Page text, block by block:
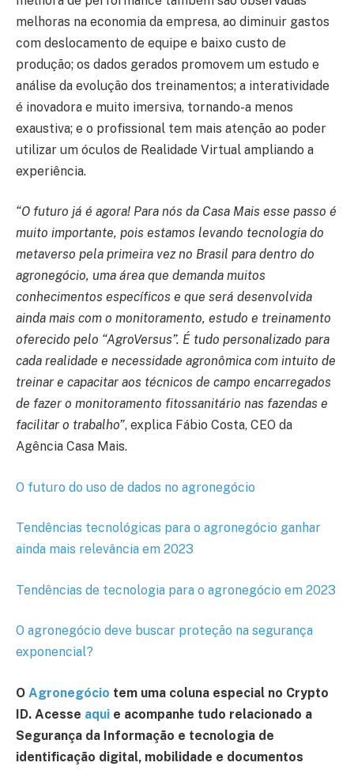
melhoras na economia da empresa, ao diminuir gastos
com deslocamento de equipe e baixo custo de
produção; os dados gerados promovem um estudo e
análise da evolução dos treinamentos; a interatividade
é inovadora e muito imersiva, tornando-a menos
exaustiva; e o profissional tem mais atenção ao poder
utilizar um óculos de Realidade Virtual ampliando a
experiência.
“O futuro já é agora! Para nós da Casa Mais esse passo é
muito importante, pois estamos levando tecnologia do
metaverso pela primeira vez no Brasil para dentro do
agronegócio, uma área que demanda muitos
conhecimentos específicos e que será desenvolvida
ainda mais com o monitoramento, estudo e treinamento
oferecido pelo “AgroVersus”. É tudo personalizado para
cada realidade e necessidade agronômica com intuito de
treinar e capacitar aos técnicos de campo encarregados
de fazer o monitoramento fitossanitário nas fazendas e
facilitar o trabalho”, explica Fábio Costa, CEO da
Agência Casa Mais.
O futuro do uso de dados no agronegócio
Tendências tecnológicas para o agronegócio ganhar
ainda mais relevância em 2023
Tendências de tecnologia para o agronegócio em 2023
O agronegócio deve buscar proteção na segurança
exponencial?
O Agronegócio tem uma coluna especial no Crypto
ID. Acesse aqui e acompanhe tudo relacionado a
Segurança da Informação e tecnologia de
identificação digital, mobilidade e documentos